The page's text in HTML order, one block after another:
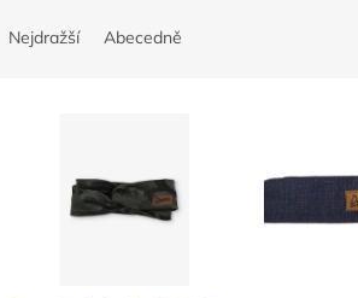
Nejdražší Abecedně